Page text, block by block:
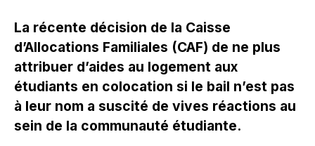
La récente décision de la Caisse
d’Allocations Familiales (CAF) de ne plus
attribuer d’aides au logement aux
étudiants en colocation si le bail n’est pas
à leur nom a suscité de vives réactions au
sein de la communauté étudiante.